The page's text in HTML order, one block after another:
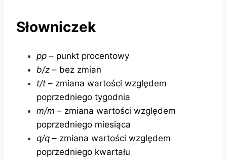
Słowniczek
pp – punkt procentowy
b/z – bez zmian
t/t – zmiana wartości względem
poprzedniego tygodnia
m/m – zmiana wartości względem
poprzedniego miesiąca
q/q – zmiana wartości względem
poprzedniego kwartału